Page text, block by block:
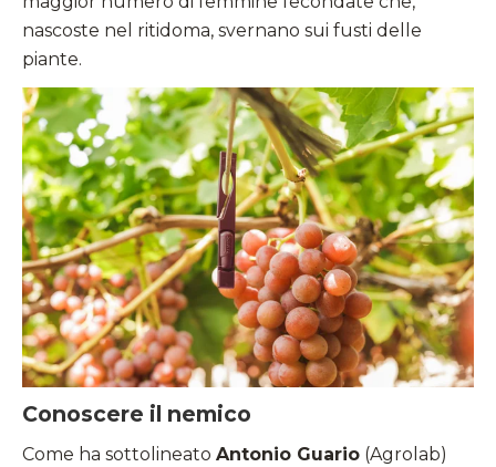
nascoste nel ritidoma, svernano sui fusti delle
piante.
Conoscere il nemico
Come ha sottolineato Antonio Guario (Agrolab)